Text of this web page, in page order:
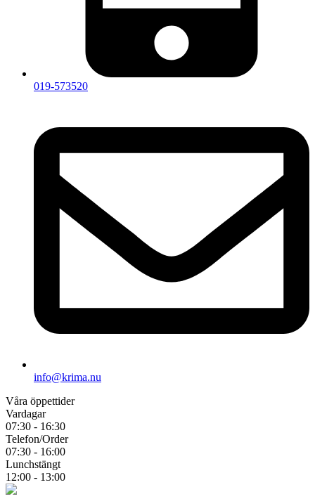
019-573520
info@krima.nu
Våra öppettider
Vardagar
07:30 - 16:30
Telefon/Order
07:30 - 16:00
Lunchstängt
12:00 - 13:00